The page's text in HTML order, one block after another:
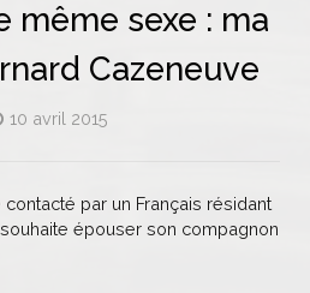
même sexe : ma
Cazeneuve
10 avril 2015
contacté par un Français résidant
épouser son compagnon